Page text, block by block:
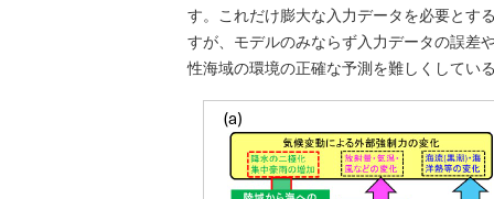
す。これだけ膨大な入力データを必要とす
すが、モデルのみならず入力データの誤差
性海域の環境の正確な予測を難しくしてい